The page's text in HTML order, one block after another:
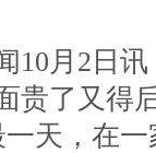
10月2日
贵了又得
一天，在